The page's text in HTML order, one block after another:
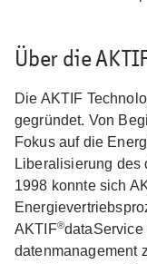
Über die
Die AKTIF
gegründet. Von
Fokus auf die
Liberalisierung des
1998 konnte sich
AKTIF®dataService
datenmanagement